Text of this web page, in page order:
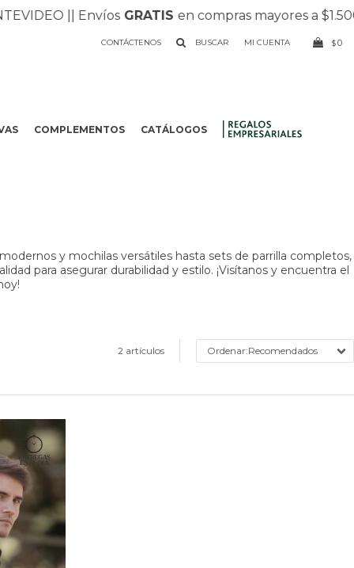
|| EnvíosGRATISen compras mayores a $1.500 |
COMPLEMENTOS CATÁLOGOS
CONTÁCTENOS $0
y mochilas versátiles hasta sets de parrilla completos,
para asegurar durabilidad y estilo. ¡Visítanos y encuentra el
2 artículos Recomendados